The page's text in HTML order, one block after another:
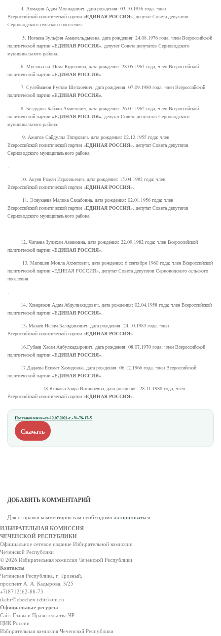
4. Ахмадов Адам Мовладович, дата рождения: 03.10.1956 года; член
Всероссийской политической партии «ЕДИНАЯ РОССИЯ», депутат Совета депутатов
Серноводского сельского поселения.
5. Ногаева Зульфия Амангельдыевна, дата рождения: 24.08.1976 года; член Всероссийской
политической партии «ЕДИНАЯ РОССИЯ», депутат Совета депутатов Серноводского
муниципального района.
6. Мустапаева Шема Кудозовна, дата рождения: 28.05.1964 года; член Всероссийской
политической партии «ЕДИНАЯ РОССИЯ».
7. Сулейманов Рустам Шелхоевич, дата рождения: 07.09.1980 года; член Всероссийской
политической партии «ЕДИНАЯ РОССИЯ».
8. Белдуров Байали Ахметович, дата рождения: 26.01.1962 года; член Всероссийской
политической партии «ЕДИНАЯ РОССИЯ», депутат Совета депутатов Серноводского
муниципального района.
9. Ажигов Сайдулла Татарович, дата рождения: 02.12.1955 года; член
Всероссийской политической партии «ЕДИНАЯ РОССИЯ», депутат Совета депутатов
Серноводского муниципального района.
.
10. Акуев Роман Исраильевич, дата рождения: 15.04.1982 года; член
Всероссийской политической партии «ЕДИНАЯ РОССИЯ».
11. Эснукаева Малика Сахабовна, дата рождения: 02.01.1956 года; член
Всероссийской политической партии «ЕДИНАЯ РОССИЯ», депутат Совета депутатов
Серноводского муниципального района.
.
12. Чагаева Зулихан Аминовна, дата рождения: 22.09.1982 года; член Всероссийской
политической партии «ЕДИНАЯ РОССИЯ».
13. Магишев Мовла Ахметович, дата рождения: 6 сентября 1960 года; член Всероссийской
политической партии «ЕДИНАЯ РОССИЯ», депутат Совета депутатов Серноводского сельского
поселения.
14. Хонариков Адам Абдулвахидович, дата рождения: 02.04.1958 года; член Всероссийской
политической партии «ЕДИНАЯ РОССИЯ».
15. Мазаев Ислам Балаудинович, дата рождения: 24.10.1983 года; член
Всероссийской политической партии «ЕДИНАЯ РОССИЯ».
16.Губаев Хасан Адбулкадырович, дата рождения: 08.07.1970 года; член Всероссийской
политической партии «ЕДИНАЯ РОССИЯ».
17.Дадаева Есимат Хамидовна, дата рождения: 06.12.1966 года; член Всероссийской
политической партии «ЕДИНАЯ РОССИЯ».
18.Ясакова Заира Висаниевна, дата рождения: 28.11.1988 года; член
Всероссийской политической партии «ЕДИНАЯ РОССИЯ».
Постановление-от-12.07.2021-г.-№-78-17-5
Скачать
ДОБАВИТЬ КОММЕНТАРИЙ
Для отправки комментария вам необходимо авторизоваться.
ИЗБИРАТЕЛЬНАЯ КОМИССИЯ
ЧЕЧЕНСКОЙ РЕСПУБЛИКИ
Официальное сетевое издание Избирательной комиссии
Чеченской Республики
© 2026 Избирательная комиссия Чеченской Республики
Контакты
Чеченская Республика, г. Грозный,
проспект А. А. Кадырова, 3/25
+7(8712)62-88-73
ikchr@chechen.izbirkom.ru
Официальные ресурсы
Сайт Главы и Правительства ЧР
ЦИК России
Избирательная комиссия Чеченской Республики